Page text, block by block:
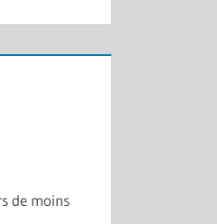
de moins